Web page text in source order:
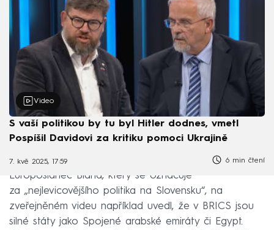
Video
S vaší politikou by tu byl Hitler dodnes, vmetl
Pospíšil Davidovi za kritiku pomoci Ukrajině
7. kvě 2025, 17:59 6 min čtení
Europoslanec Blaha, který se označuje
za „nejlevicovějšího politika na Slovensku“, na
zveřejněném videu například uvedl, že v BRICS jsou
silné státy jako Spojené arabské emiráty či Egypt.